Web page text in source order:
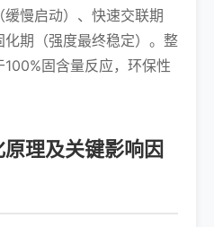
慢启动）、快速交联期
化期（强度最终稳定）。整
固含量反应，环保性
理及关键影响因